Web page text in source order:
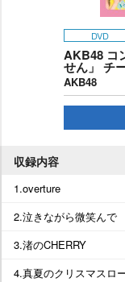
DVD
AKB48 コ
せん」 チ
AKB48
収録内容
1.overture
2.泣きながら微笑んで
3.渚のCHERRY
4.真夏のクリスマスロ